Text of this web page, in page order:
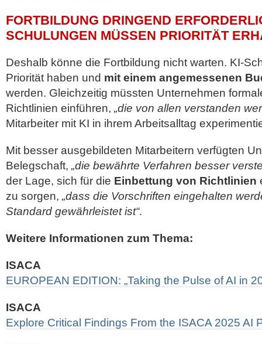
FORTBILDUNG DRINGEND
SCHULUNGEN MÜSSEN PRIORITÄT
Deshalb könne die Fortbildung nicht warten. KI-
Priorität haben und mit einem angemessenen
werden. Gleichzeitig müssten Unternehmen
Richtlinien einführen, „die von allen verstanden
Mitarbeiter mit KI in ihrem Arbeitsalltag
Mit besser ausgebildeten Mitarbeitern verfügten
Belegschaft, „die bewährte Verfahren besser
der Lage, sich für die Einbettung von Richtlinien
zu sorgen, „dass die Vorschriften eingehalten
Standard gewährleistet ist“.
Weitere Informationen zum Thema:
ISACA
EUROPEAN EDITION: „Taking the Pulse of AI in
ISACA
Explore Critical Findings From the ISACA 2025 AI